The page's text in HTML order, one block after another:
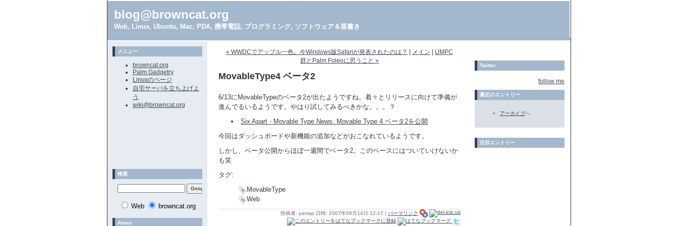
blog@browncat.org
Web, Linux, Ubuntu, Mac, PDA, 携帯電話, プログラミング, ソフトウェア＆落書き
« WWDCでアップル一色。今Windows版Safariが発表されたのは？ メイン
UMPC
群とPalm Foleoに思うこと »
MovableType4 ベータ2
6/13にMovableTypeのベータ2が出たようですね。着々とリリースに向けて準備が
進んでるいるようです。やはり試してみるべきかな。。。？
Six Apart - Movable Type News: Movable Type 4 ベータ2を公開
今回はダッシュボードや新機能の追加などがおこなれているようです。
しかし、ベータ公開からほぼ一週間でベータ2。このペースにはついていけないか
も笑
タグ:
MovableType
Web
投稿者: yamap 日時: 2007年06月14日 12:17 | パーマリンク
メニュー
browncat.org
Palm Gadgetry
Linuxのページ
自宅サーバを立ち上げよ
う
wiki@browncat.org
検索
Web browncat.org
About
Twitter
follow me
最近のエントリー
アーカイブへ
注目エントリー